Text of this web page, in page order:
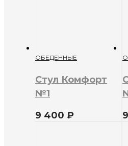
ОБЕДЕННЫЕ
Стул Комфорт
№1
9 400 ₽